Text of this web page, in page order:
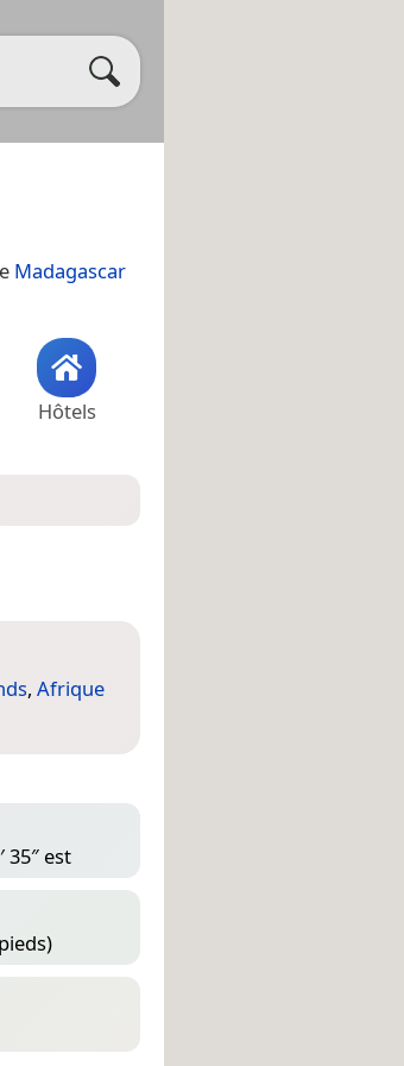
Madagascar
Hôtels
, Afrique
35″ est